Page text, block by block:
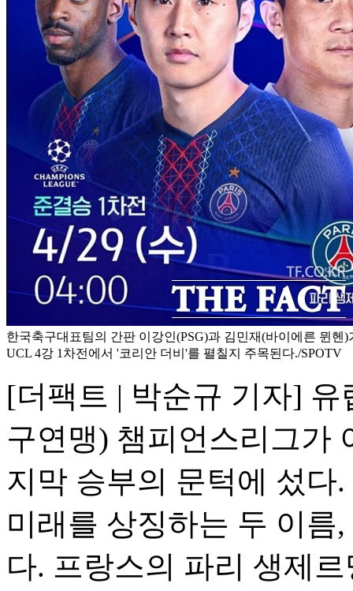
한국축구대표팀의 간판 이강인(PSG)과 김민재(바이에른 뮌헨)
UCL 4강 1차전에서 '코리안 더비'를 펼칠지 주목된다./SPOTV
[더팩트 | 박순규 기자]
구연맹) 챔피언스리그가
지막 승부의 문턱에 섰다
미래를 상징하는 두 이름
다. 프랑스의 파리 생제